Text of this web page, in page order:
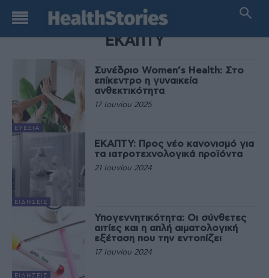
TAG
ΕΚΑΠΤΥ
ΕΥΕΞΊΑ
Συνέδριο Women’s Health: Στο
επίκεντρο η γυναικεία
ανθεκτικότητα
17 Ιουνίου 2025
ΕΙΔΉΣΕΙΣ
ΕΚΑΠΤΥ: Προς νέο κανονισμό για
τα ιατροτεχνολογικά προϊόντα
21 Ιουνίου 2024
ΕΙΔΉΣΕΙΣ
Υπογεννητικότητα: Οι σύνθετες
αιτίες και η απλή αιματολογική
εξέταση που την εντοπίζει
17 Ιουνίου 2024